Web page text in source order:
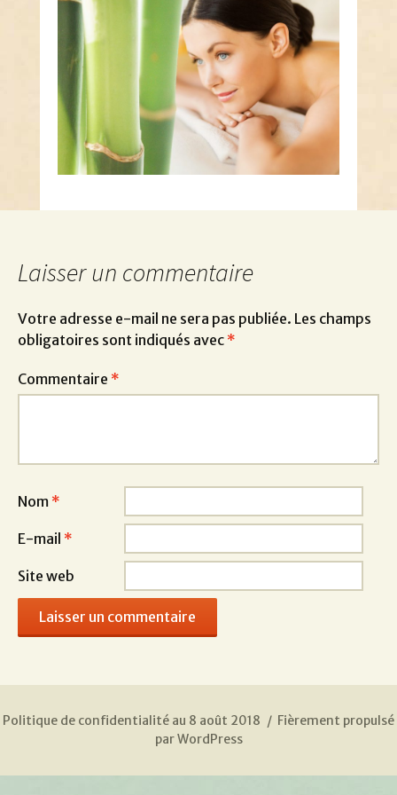
Laisser un commentaire
Votre adresse e-mail ne sera pas publiée. Les champs
obligatoires sont indiqués avec *
Commentaire *
Nom *
E-mail *
Site web
Politique de confidentialité au 8 août 2018
Fièrement propulsé
par WordPress